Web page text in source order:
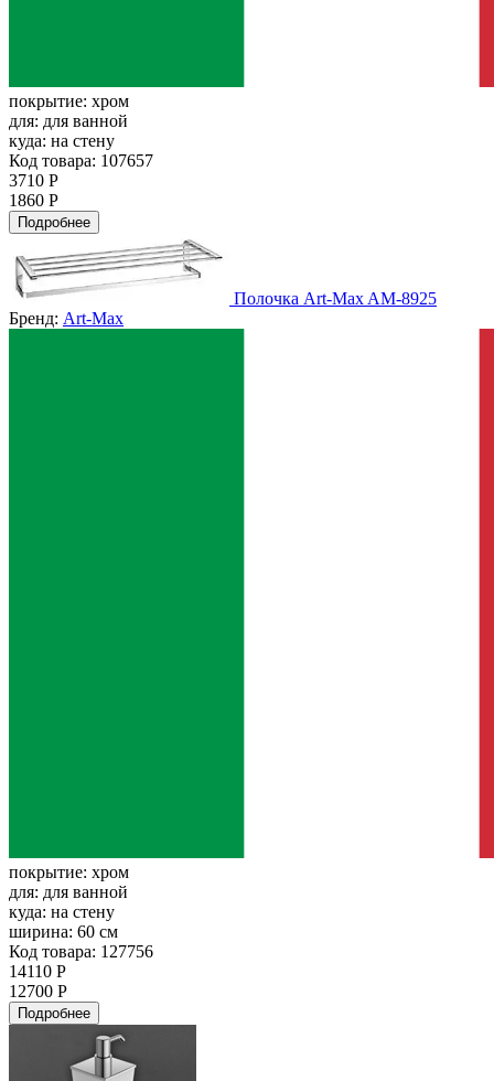
покрытие: хром
для: для ванной
куда: на стену
Код товара: 107657
3710 Р
1860 Р
Подробнее
Полочка Art-Max AM-8925
Бренд: Art-Max
покрытие: хром
для: для ванной
куда: на стену
ширина: 60 см
Код товара: 127756
14110 Р
12700 Р
Подробнее